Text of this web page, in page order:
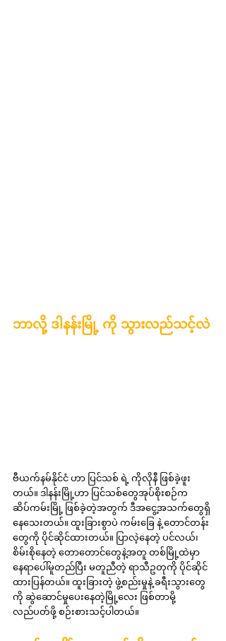
ဘာလို့ ဒါနန်းမြို့ ကို သွားလည်သင့်လဲ
ဗီယက်နမ်နိုင်ငံ ဟာ ပြင်သစ် ရဲ့ ကိုလိုနီ ဖြစ်ခဲ့ဖူး
တယ်။ ဒါနန်းမြို့ဟာ ပြင်သစ်တွေအုပ်စိုးစဉ်က
ဆိပ်ကမ်းမြို့ ဖြစ်ခဲ့တဲ့အတွက် ဒီအငွေ့အသက်တွေရှိ
နေသေးတယ်။ ထူးခြားစွာပဲ ကမ်းခြေ နဲ့ တောင်တန်း
တွေကို ပိုင်ဆိုင်ထားတယ်။ ပြာလဲ့နေတဲ့ ပင်လယ်၊
စိမ်းစိုနေတဲ့ တောတောင်တွေနဲ့အတူ တစ်မြို့ထဲမှာ
နေရာပေါ်မူတည်ပြီး မတူညီတဲ့ ရာသီဥတုကို ပိုင်ဆိုင်
ထားပြန်တယ်။ ထူးခြားတဲ့ ဖွဲ့စည်းမှုနဲ့ ခရီးသွားတွေ
ကို ဆွဲဆောင်မှုပေးနေတဲ့မြို့လေး ဖြစ်တာမို့
လည်ပတ်ဖို့ စဉ်းစားသင့်ပါတယ်။